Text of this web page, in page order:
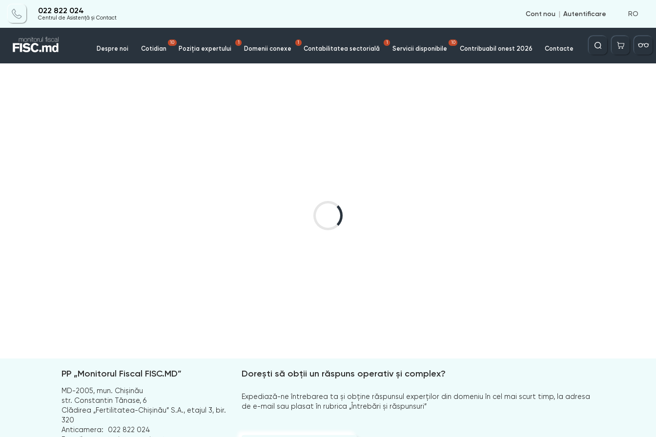
022 822 024
Centrul de Asistență și Contact
Cont nou Autentificare RO
Despre noi Cotidian
10
Poziția expertului
1
Domenii conexe
1
Contabilitatea sectorială
1
Servicii disponibile
10
Contribuabil onest 2026 Contacte
Căutare
PP „Monitorul Fiscal FISC.MD”
MD-2005, mun. Chișinău
str. Constantin Tănase, 6
Clădirea „Fertilitatea-Chișinău” S.A., etajul 3, bir.
320
Anticamera:
022 822 024
Dorești să obții un răspuns operativ și complex?
Expediază-ne întrebarea ta și obține răspunsul experților din domeniu în cel mai scurt timp, la adresa
de e-mail sau plasat în rubrica „Întrebări și răspunsuri”